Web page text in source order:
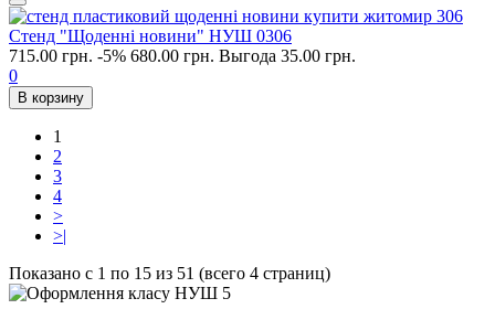
Стенд "Щоденні новини" НУШ 0306
715.00 грн. -5% 680.00 грн. Выгода 35.00 грн.
0
В корзину
1
2
3
4
>
>|
Показано с 1 по 15 из 51 (всего 4 страниц)